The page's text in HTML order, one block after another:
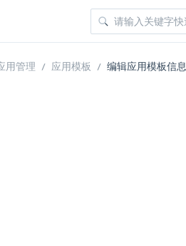
用管理 应用模板 编辑应用模板信息